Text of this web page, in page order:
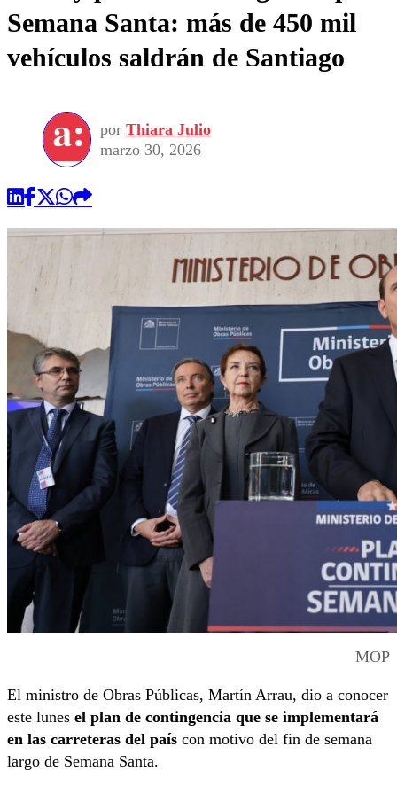
Semana Santa: más de 450 mil
vehículos saldrán de Santiago
por Thiara Julio
marzo 30, 2026
MOP
El ministro de Obras Públicas, Martín Arrau, dio a conocer
este lunes el plan de contingencia que se implementará
en las carreteras del país con motivo del fin de semana
largo de Semana Santa.